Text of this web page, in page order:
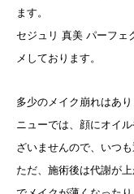
ます。
セジュリ 真美 パーフェ
メしております。
多少のメイク崩れはあ
ニューでは、顔にオイ
ざいませんので、いつ
ただ、施術後は代謝が